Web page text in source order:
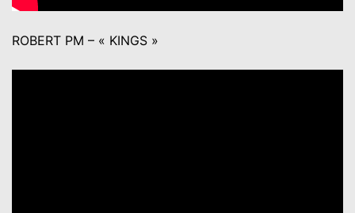
ROBERT PM – « KINGS »